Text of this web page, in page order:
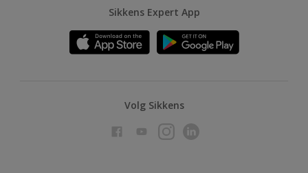
Sikkens Expert App
Volg Sikkens